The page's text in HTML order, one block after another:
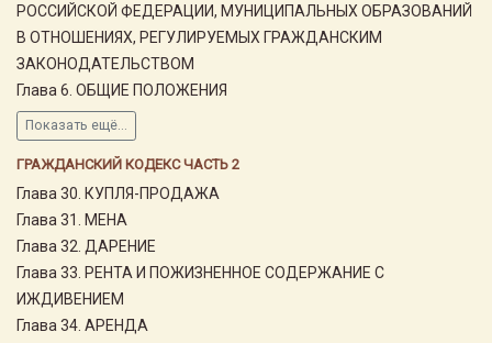
РОССИЙСКОЙ ФЕДЕРАЦИИ, МУНИЦИПАЛЬНЫХ ОБРАЗОВАНИЙ
В ОТНОШЕНИЯХ, РЕГУЛИРУЕМЫХ ГРАЖДАНСКИМ
ЗАКОНОДАТЕЛЬСТВОМ
Глава 6. ОБЩИЕ ПОЛОЖЕНИЯ
Показать ещё...
ГРАЖДАНСКИЙ КОДЕКС ЧАСТЬ 2
Глава 30. КУПЛЯ-ПРОДАЖА
Глава 31. МЕНА
Глава 32. ДАРЕНИЕ
Глава 33. РЕНТА И ПОЖИЗНЕННОЕ СОДЕРЖАНИЕ С
ИЖДИВЕНИЕМ
Глава 34. АРЕНДА